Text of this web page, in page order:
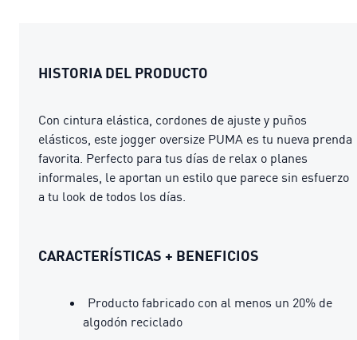
HISTORIA DEL PRODUCTO
Con cintura elástica, cordones de ajuste y puños
elásticos, este jogger oversize PUMA es tu nueva prenda
favorita. Perfecto para tus días de relax o planes
informales, le aportan un estilo que parece sin esfuerzo
a tu look de todos los días.
CARACTERÍSTICAS + BENEFICIOS
Producto fabricado con al menos un 20% de
algodón reciclado